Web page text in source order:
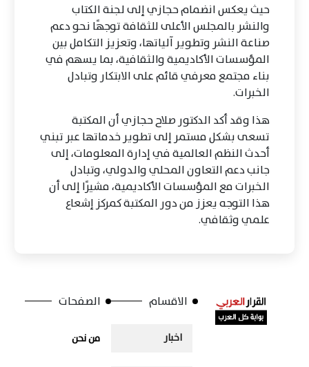
حيث يعكس انضمام حجازي إلى لجنة الكتاب
والنشر بالمجلس الأعلى للثقافة توجهًا نحو دعم
صناعة النشر وتطوير آلياتها، وتعزيز التكامل بين
المؤسسات الأكاديمية والثقافية، بما يسهم في
بناء مجتمع معرفي قائم على الابتكار وتبادل
الخبرات.
هذا وقد أكد الدكتور صلاح حجازي أن المكتبة
تسعى بشكل مستمر إلى تطوير خدماتها عبر تبني
أحدث النظم العالمية في إدارة المعلومات، إلى
جانب دعم التعاون المحلي والدولي، وتبادل
الخبرات مع المؤسسات الأكاديمية، مشيرًا إلى أن
هذا التوجه يعزز من دور المكتبة كمركز إشعاع
علمي وثقافي.
الاقسام
اخبار
الصفحات
من نحن